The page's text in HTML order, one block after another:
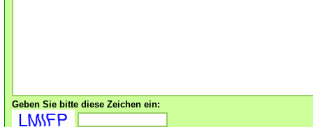
Geben Sie bitte diese Zeichen ein: